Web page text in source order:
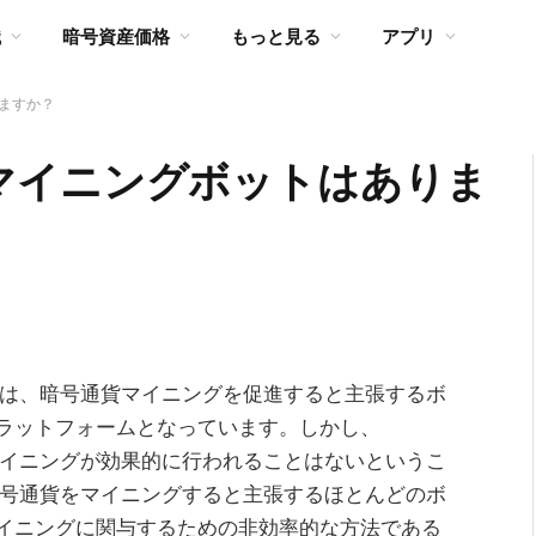
暗号資産価格 もっと見る アプリ
すか？
ニングボットはありま
、暗号通貨マイニングを促進すると主張するボ
トフォームとなっています。しかし、
ニングが効果的に行われることはないというこ
通貨をマイニングすると主張するほとんどのボ
ングに関与するための非効率的な方法である